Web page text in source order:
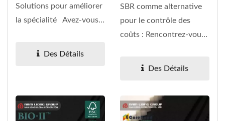
Solutions pour améliorer
la spécialité Avez-vous
Des Détails
SBR comme alternative
pour le contrôle des
coûts : Rencontrez-vous
Des Détails